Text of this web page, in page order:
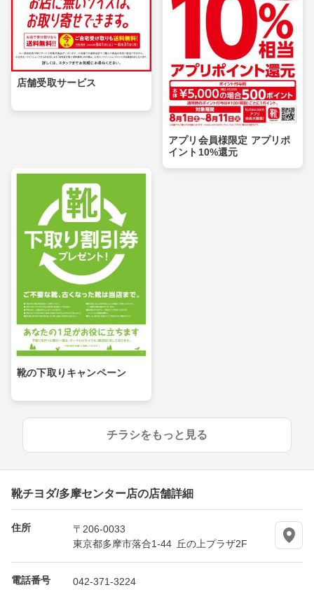
店舗受取サービス
アプリ会員様限定 アプリポ
イント10%還元
靴の下取りキャンペーン
チラシをもっと見る
靴チヨダ/多摩センター店の店舗詳細
住所
〒206-0033
東京都多摩市落合1-44 丘の上プラザ2F
電話番号 042-371-3224